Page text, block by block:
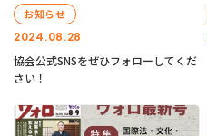
2024.08.28
お知らせ
協会公式SNSをぜひフォローしてくだ
さい！